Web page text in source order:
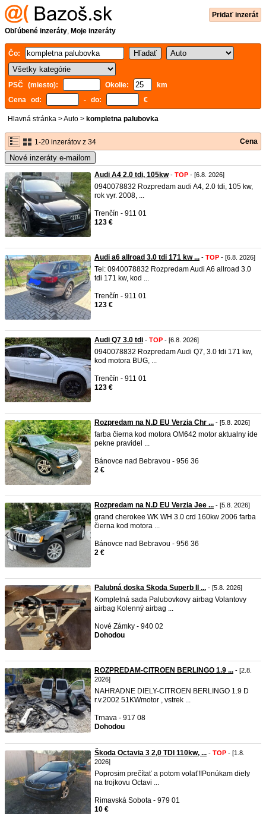
Pridať inzerát
Obľúbené inzeráty, Moje inzeráty
Čo:
PSČ (miesto): Okolie:
km
Cena od:
- do: €
Hlavná stránka >Auto > kompletna palubovka
1-20 inzerátov z 34 Cena
Nové inzeráty e-mailom
Audi A4 2.0 tdi, 105kw- TOP - [6.8. 2026]
0940078832 Rozpredam audi A4, 2.0 tdi, 105 kw,
rok vyr. 2008, ...
Trenčín - 911 01
123 €
Audi a6 allroad 3.0 tdi 171 kw ... - TOP - [6.8. 2026]
Tel: 0940078832 Rozpredam Audi A6 allroad 3.0
tdi 171 kw, kod ...
Trenčín - 911 01
123 €
Audi Q7 3.0 tdi - TOP - [6.8. 2026]
0940078832 Rozpredam Audi Q7, 3.0 tdi 171 kw,
kod motora BUG, ...
Trenčín - 911 01
123 €
Rozpredam na N.D EU Verzia Chr ... - [5.8. 2026]
farba čierna kod motora OM642 motor aktualny ide
pekne pravidel ...
Bánovce nad Bebravou - 956 36
2 €
Rozpredam na N.D EU Verzia Jee ... - [5.8. 2026]
grand cherokee WK WH 3.0 crd 160kw 2006 farba
čierna kod motora ...
Bánovce nad Bebravou - 956 36
2 €
Palubná doska Skoda Superb II ... - [5.8. 2026]
Kompletná sada Palubovkovy airbag Volantovy
airbag Kolenný airbag ...
Nové Zámky - 940 02
Dohodou
ROZPREDAM-CITROEN BERLINGO 1.9 ... - [2.8.
2026]
NAHRADNE DIELY-CITROEN BERLINGO 1.9 D
r.v.2002 51KWmotor , vstrek ...
Trnava - 917 08
Dohodou
Škoda Octavia 3 2,0 TDI 110kw, ... - TOP - [1.8.
2026]
Poprosim prečítať a potom volať!!Ponúkam diely
na trojkovu Octavi ...
Rimavská Sobota - 979 01
10 €